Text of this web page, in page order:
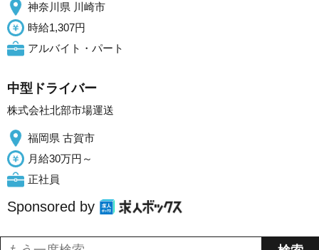
神奈川県 川崎市
時給1,307円
アルバイト・パート
中型ドライバー
株式会社北部市場運送
福岡県 古賀市
月給30万円～
正社員
Sponsored by